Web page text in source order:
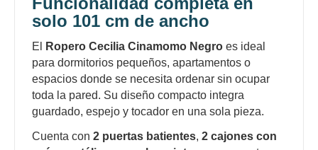
solo 101 cm de ancho
El Ropero Cecilia Cinamomo Negro es ideal
para dormitorios pequeños, apartamentos o
espacios donde se necesita ordenar sin ocupar
toda la pared. Su diseño compacto integra
guardado, espejo y tocador en una sola pieza.
Cuenta con 2 puertas batientes, 2 cajones con
¡Sumate a la forma más ágil de
comprar!
Comprá en 3 cuotas sin recargo o hasta en
12 cuotas * ¡Solo con tu cédula!